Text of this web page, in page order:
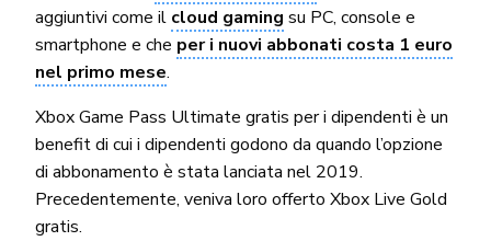
aggiuntivi come il cloud gaming su PC, console e
smartphone e che per i nuovi abbonati costa 1 euro
nel primo mese.
Xbox Game Pass Ultimate gratis per i dipendenti è un
benefit di cui i dipendenti godono da quando l’opzione
di abbonamento è stata lanciata nel 2019.
Precedentemente, veniva loro offerto Xbox Live Gold
gratis.